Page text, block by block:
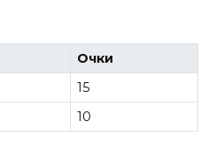
Очки
15
10